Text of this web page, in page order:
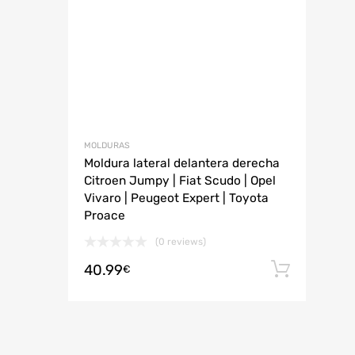
MOLDURAS
Moldura lateral delantera derecha
Citroen Jumpy | Fiat Scudo | Opel
Vivaro | Peugeot Expert | Toyota
Proace
(0 reviews)
40.99€